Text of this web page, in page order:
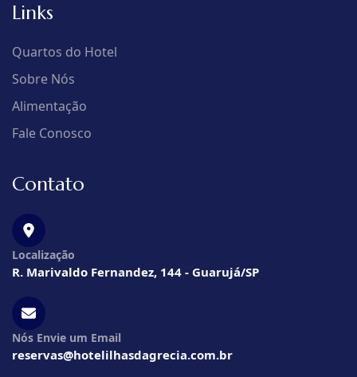
Links
Quartos do Hotel
Sobre Nós
Alimentação
Fale Conosco
Contato
Localização
R. Marivaldo Fernandez, 144 - Guarujá/SP
Nós Envie um Email
reservas@hotelilhasdagrecia.com.br